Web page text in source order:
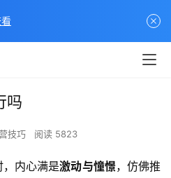
吗
技巧 阅读 5823
，内心满是激动与憧憬，仿佛推